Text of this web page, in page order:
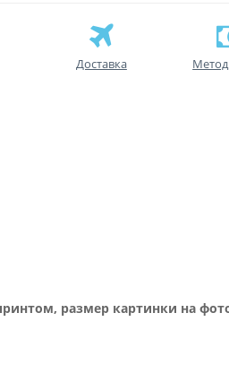
Доставка
размер картинки на